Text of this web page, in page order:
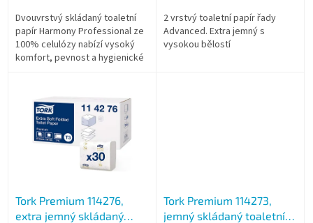
Dvouvrstvý skládaný toaletní
papír Harmony Professional ze
100% celulózy nabízí vysoký
komfort, pevnost a hygienické
2 vrstvý toaletní papír řady
Advanced. Extra jemný s
vysokou bělostí
Tork Premium 114276,
extra jemný skládaný
Tork Premium 114273,
jemný skládaný toaletní